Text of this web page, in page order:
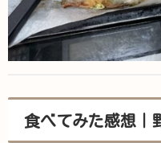
食べてみた感想